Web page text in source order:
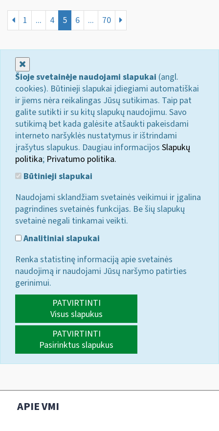
1 ... 4 5 6 ... 70
Šioje svetainėje naudojami slapukai (angl.
cookies). Būtinieji slapukai įdiegiami automatiškai
ir jiems nėra reikalingas Jūsų sutikimas. Taip pat
galite sutikti ir su kitų slapukų naudojimu. Savo
sutikimą bet kada galėsite atšaukti pakeisdami
interneto naršyklės nustatymus ir ištrindami
įrašytus slapukus. Daugiau informacijos Slapukų
politika; Privatumo politika.
Būtinieji slapukai
Naudojami sklandžiam svetainės veikimui ir įgalina
pagrindines svetainės funkcijas. Be šių slapukų
svetainė negali tinkamai veikti.
Analitiniai slapukai
Renka statistinę informaciją apie svetainės
naudojimą ir naudojami Jūsų naršymo patirties
gerinimui.
PATVIRTINTI
Visus slapukus
PATVIRTINTI
Pasirinktus slapukus
APIE VMI